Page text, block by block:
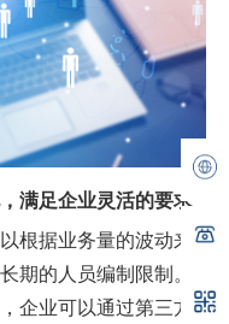
满足企业灵活的要求
根据业务量的波动来
期的人员编制限制。
企业可以通过第三方